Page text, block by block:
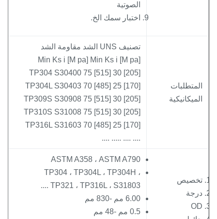
الصوتية
اختبار سمك الخ.
تصنيف UNS الشد مقاومة الشد
Min Ks i [M pa] Min Ks i [M pa]
TP304 S30400 75 [515] 30 [205]
TP304L S30403 70 [485] 25 [170]
TP309S S30908 75 [515] 30 [205]
TP310S S31008 75 [515] 30 [205]
TP316L S31603 70 [485] 25 [170]
.... .... ..... ....
ASTM A358 ، ASTM A790
TP304 ، TP304L ، TP304H ،
TP321 ، TP316L ، S31803 ....
6.00 مم -830 مم
0.5 مم -48 مم